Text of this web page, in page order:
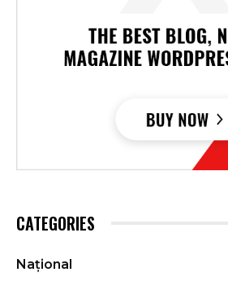
CATEGORIES
Național